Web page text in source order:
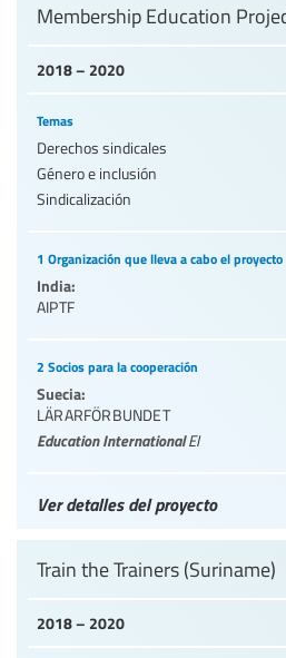
2018 – 2020
Membership Education
Temas
Derechos sindicales
Género e inclusión
Sindicalización
1 Organización que lleva a cabo el proyecto
India:
AIPTF
2 Socios para la cooperación
Suecia:
LÄRARFÖRBUNDET
Education InternationalEI
Ver detalles del proyecto
2018 – 2020
Train the Trainers (Suriname)